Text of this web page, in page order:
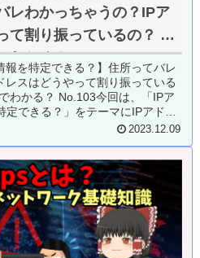
レわかっちゃうの？IPア
て割り振っているの？ 個
わかる？ No.103
報を特定できる？】住所ってバレ
レスはどうやって割り振っている
わかる？ No.103今回は、「IPア
定できる？」をテーマにIPアドレ
2023.12.09